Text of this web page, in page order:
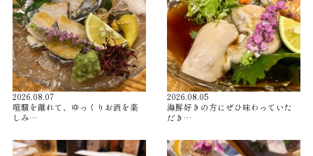
2026.08.07
喧騒を離れて、ゆっくりお酒を楽
しみ…
2026.08.05
海鮮好きの方にぜひ味わっていた
だき…